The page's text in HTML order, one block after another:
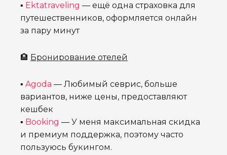
▪ Ektatraveling — ещё одна страховка для
путешественников, оформляется онлайн
за пару минут
🏨 Бронирование отелей
▪ Agoda — Любимый севрис, больше
вариантов, ниже цены, предоставляют
кешбек
▪ Booking — У меня максимальная скидка
и премиум поддержка, поэтому часто
пользуюсь букингом.